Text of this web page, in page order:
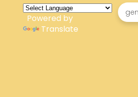
Powered by
Translate